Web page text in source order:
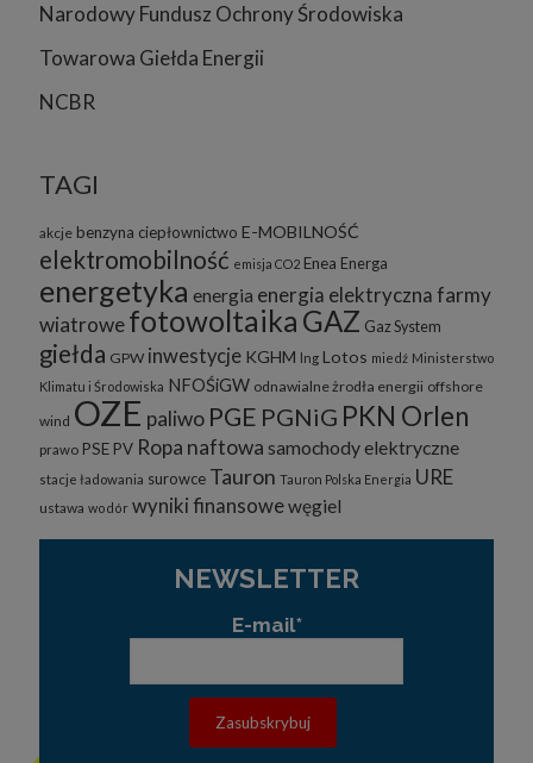
Narodowy Fundusz Ochrony Środowiska
Towarowa Giełda Energii
NCBR
TAGI
akcje benzyna ciepłownictwo E-MOBILNOŚĆ
elektromobilność emisja CO2 Enea Energa
energetyka energia energia elektrycznafarmy
wiatrowefotowoltaika GAZ Gaz System
giełda GPW inwestycje KGHM lng Lotos miedź Ministerstwo
Klimatu i Środowiska NFOŚiGW odnawialne żrodła energii offshore
wind OZE paliwo PGE PGNiG PKN Orlen
prawo PSE PV Ropa naftowa samochody elektryczne
stacje ładowania surowce Tauron Tauron Polska Energia URE
ustawa wodór wyniki finansowewęgiel
NEWSLETTER
E-mail*